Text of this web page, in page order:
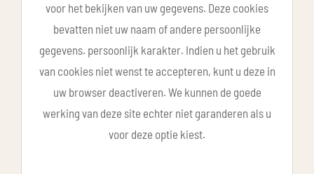
voor het bekijken van uw gegevens. Deze cookies
bevatten niet uw naam of andere persoonlijke
gegevens. persoonlijk karakter. Indien u het gebruik
van cookies niet wenst te accepteren, kunt u deze in
uw browser deactiveren. We kunnen de goede
werking van deze site echter niet garanderen als u
voor deze optie kiest.